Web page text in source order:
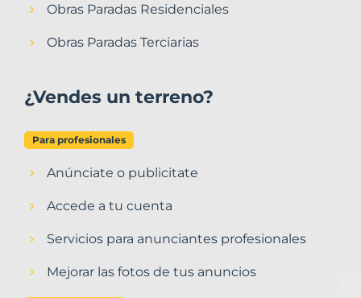
Obras Paradas Residenciales
Obras Paradas Terciarias
¿Vendes un terreno?
Para profesionales
Anúnciate o publicitate
Accede a tu cuenta
Servicios para anunciantes profesionales
Mejorar las fotos de tus anuncios